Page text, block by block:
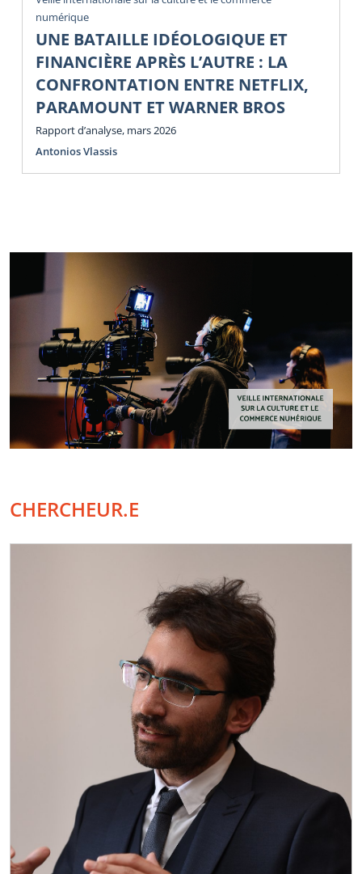
numérique
UNE BATAILLE IDÉOLOGIQUE ET
FINANCIÈRE APRÈS L’AUTRE : LA
CONFRONTATION ENTRE NETFLIX,
PARAMOUNT ET WARNER BROS
Rapport d’analyse, mars 2026
Antonios Vlassis
CHERCHEUR.E